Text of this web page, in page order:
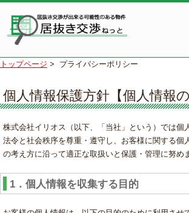
トップページ > プライバシーポリシー
個人情報保護方針【個人情報
株式会社イリオス（以下、「当社」という）では個
法令と社会秩序を尊重・遵守し、お客様に関する個
の考え方に沿って適正な取扱いと保護・管理に努め
1．個人情報を収集する目的